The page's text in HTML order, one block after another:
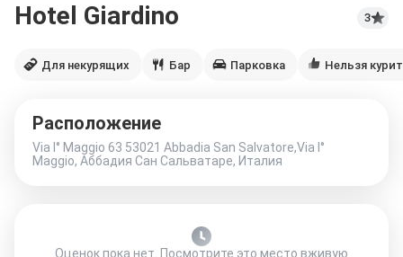
Hotel Giardino 3
Для некурящих Бар Парковка Нельзя
Расположение
Via I° Maggio 63 53021 Abbadia San Salvatore,Via I°
Maggio, Аббадия Сан Сальватаре, Италия
Оценок пока нет. Посмотрите это место вживую